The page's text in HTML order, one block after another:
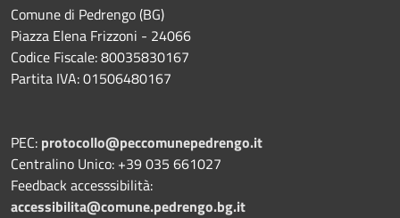
Comune di Pedrengo (BG)
Piazza Elena Frizzoni - 24066
Codice Fiscale: 80035830167
Partita IVA: 01506480167
PEC: protocollo@peccomunepedrengo.it
Centralino Unico: +39 035 661027
Feedback accesssibilità:
accessibilita@comune.pedrengo.bg.it